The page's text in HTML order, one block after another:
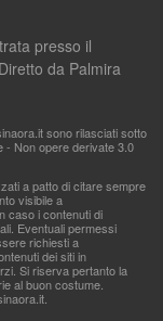
presso il
da Palmira
sono rilasciati sotto
- Non opere derivate 3.0
a patto di citare sempre
visibile a
caso i contenuti di
Eventuali permessi
richiesti a
dei siti in
Si riserva pertanto la
al buon costume.